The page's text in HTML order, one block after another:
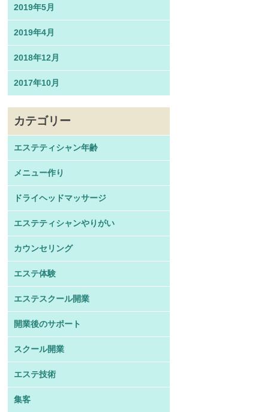
2019年5月
2019年4月
2018年12月
2017年10月
カテゴリー
エステティシャン年齢
メニュー作り
ドライヘッドマッサージ
エステティシャンやりがい
カウンセリング
エステ体験
エステスクール開業
開業後のサポート
スクール開業
エステ技術
集客